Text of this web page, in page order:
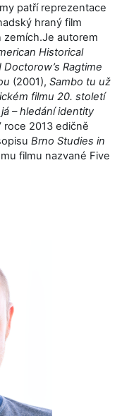
patří reprezentace
hraný film
autorem
Historical
Ragtime
(2001), Sambo tu už
filmu 20. století
– hledání identity
roce 2013 edičně
Brno Studies in
filmu nazvané Five